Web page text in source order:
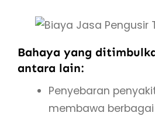
Bahaya yang
antara lain:
Penyebaran
membawa